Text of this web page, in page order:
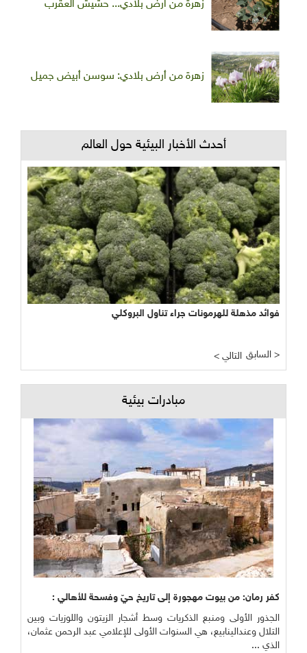
زهرة من أرض بلادي... حشيش العقرب
زهرة من أرض بلادي: سوسن أبيض جميل
أحدث الأخبار البيئية حول العالم
فوائد مذهلة للهرمونات جراء تناول البروكلي
< التالي السابق >
مبادرات بيئية
كفر رمان: من بيوت مهجورة إلى تاريخ حيّ وفسحة للأهالي :
الجذور الأولى ومنبع الذكريات وسط أشجار الزيتون واللوزيات وبين
التلال وعندالينابيع، هي السنوات الأولى للإعلامي عبد الرحمن عثمان،
الذي ...